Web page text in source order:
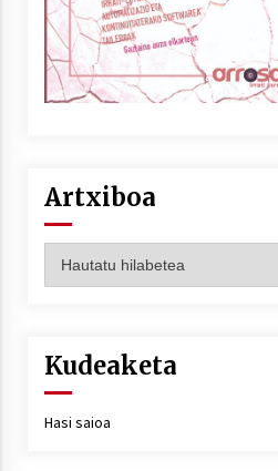
Artxiboa
Kudeaketa
Hasi saioa